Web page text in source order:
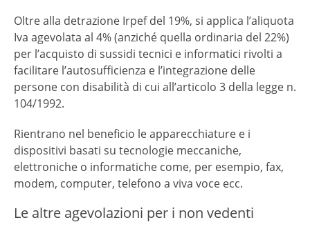
Oltre alla detrazione Irpef del 19%, si applica l’aliquota
Iva agevolata al 4% (anziché quella ordinaria del 22%)
per l’acquisto di sussidi tecnici e informatici rivolti a
facilitare l’autosufficienza e l’integrazione delle
persone con disabilità di cui all’articolo 3 della legge n.
104/1992.
Rientrano nel beneficio le apparecchiature e i
dispositivi basati su tecnologie meccaniche,
elettroniche o informatiche come, per esempio, fax,
modem, computer, telefono a viva voce ecc.
Le altre agevolazioni per i non vedenti